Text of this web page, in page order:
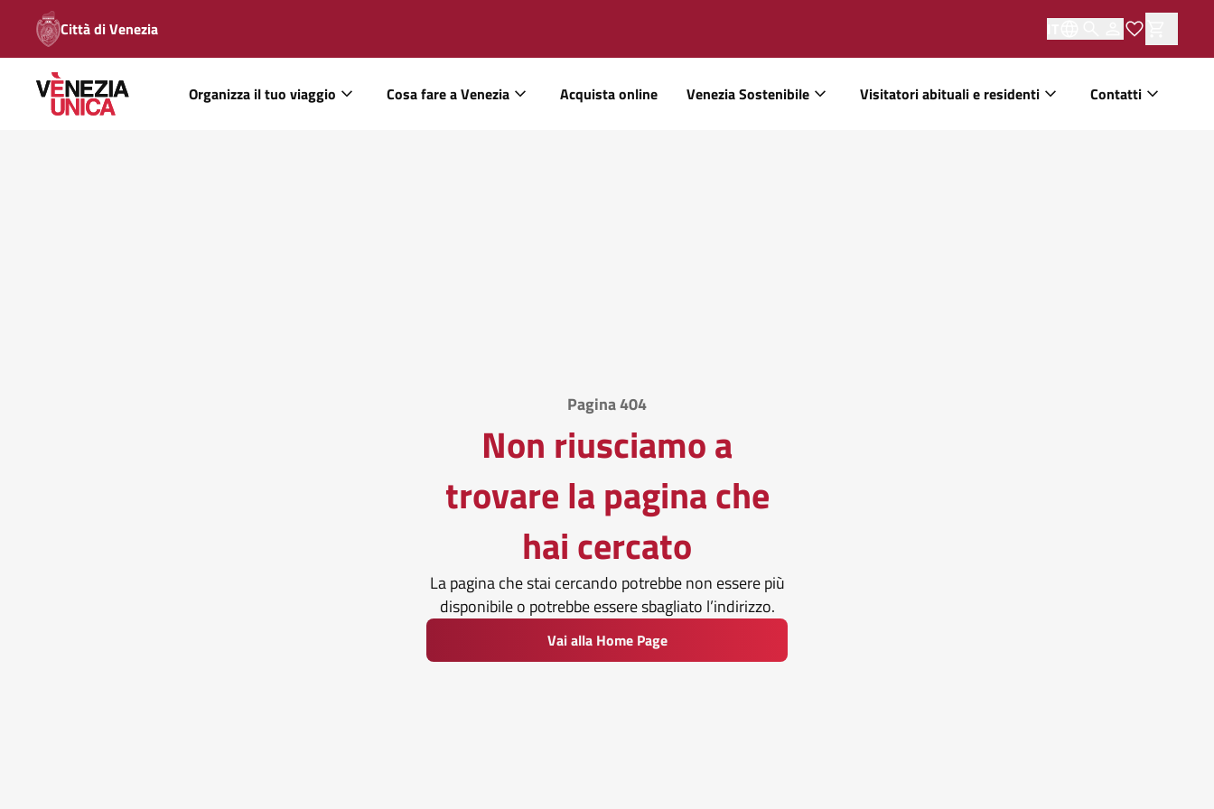
Città di Venezia
Organizza il tuo viaggio Cosa fare a Venezia Acquista online Venezia Sostenibile Visitatori abituali e residenti Contatti
Pagina 404
Non riusciamo a
trovare la pagina che
hai cercato
La pagina che stai cercando potrebbe non essere più
disponibile o potrebbe essere sbagliato l’indirizzo.
Vai alla Home Page